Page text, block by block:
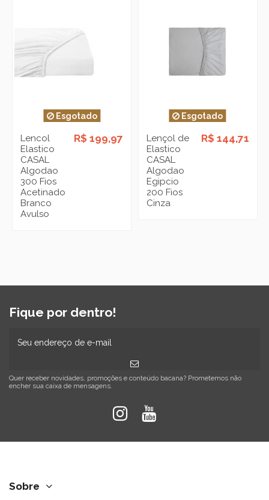
Esgotado
Lencol
Elastico
CASAL
Algodao
300 Fios
Acetinado
Branco
Avulso
R$ 199,97
Esgotado
Lençol de
Elastico
CASAL
Algodao
Egipcio
200 Fios
Cinza
R$ 144,71
Fique por dentro!
Quer receber novidades, promoções e conteúdo bacana? Prometemos não
encher sua caixa de mensagens.
Sobre